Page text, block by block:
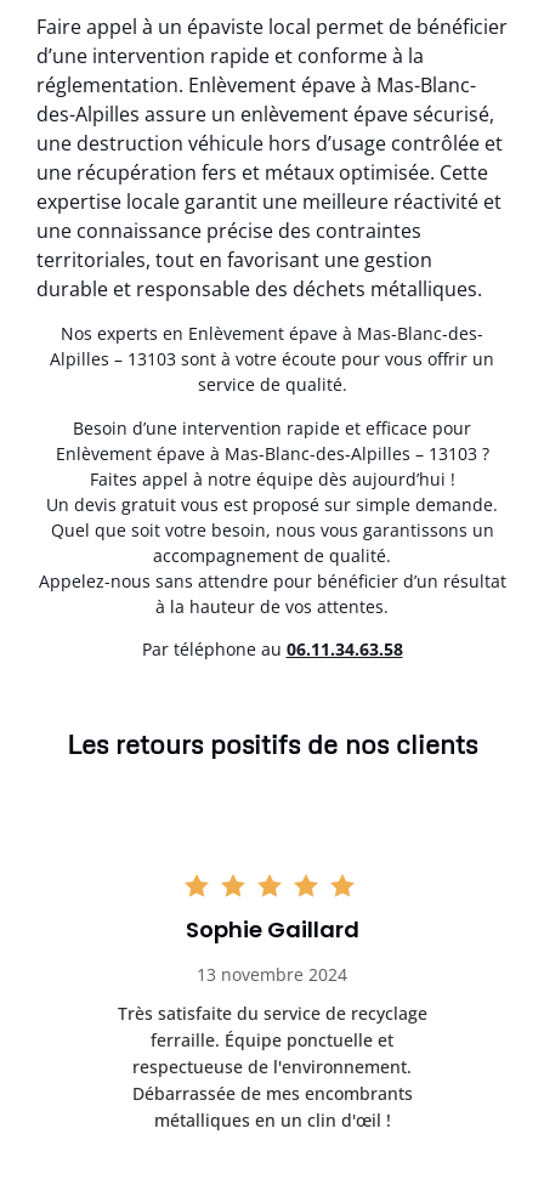
Faire appel à un épaviste local permet de bénéficier
d’une intervention rapide et conforme à la
réglementation. Enlèvement épave à Mas-Blanc-
des-Alpilles assure un enlèvement épave sécurisé,
une destruction véhicule hors d’usage contrôlée et
une récupération fers et métaux optimisée. Cette
expertise locale garantit une meilleure réactivité et
une connaissance précise des contraintes
territoriales, tout en favorisant une gestion
durable et responsable des déchets métalliques.
Nos experts en Enlèvement épave à Mas-Blanc-des-
Alpilles – 13103 sont à votre écoute pour vous offrir un
service de qualité.
Besoin d’une intervention rapide et efficace pour
Enlèvement épave à Mas-Blanc-des-Alpilles – 13103 ?
Faites appel à notre équipe dès aujourd’hui !
Un devis gratuit vous est proposé sur simple demande.
Quel que soit votre besoin, nous vous garantissons un
accompagnement de qualité.
Appelez-nous sans attendre pour bénéficier d’un résultat
à la hauteur de vos attentes.
Par téléphone au 06.11.34.63.58
Les retours positifs de nos clients
Sophie Gaillard
13 novembre 2024
Très satisfaite du service de recyclage
ferraille. Équipe ponctuelle et
respectueuse de l'environnement.
Débarrassée de mes encombrants
métalliques en un clin d'œil !